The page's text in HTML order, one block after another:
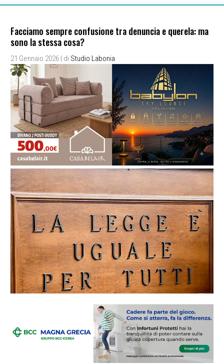
Facciamo sempre confusione tra denuncia e querela: ma
sono la stessa cosa?
21 Gennaio 2026 | di Studio Labonia